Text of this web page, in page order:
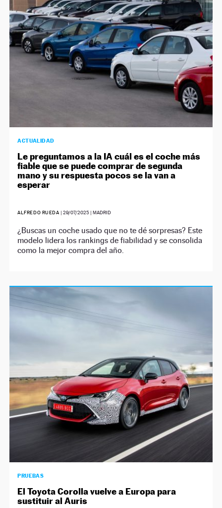
NEWSLETTER
SÍGUENOS
ACTUALIDAD
Le preguntamos a la IA cuál es el coche más
fiable que se puede comprar de segunda
mano y su respuesta pocos se la van a
esperar
ALFREDO RUEDA | 29/07/2025| MADRID
¿Buscas un coche usado que no te dé sorpresas? Este
modelo lidera los rankings de fiabilidad y se consolida
como la mejor compra del año.
PRUEBAS
El Toyota Corolla vuelve a Europa para
sustituir al Auris